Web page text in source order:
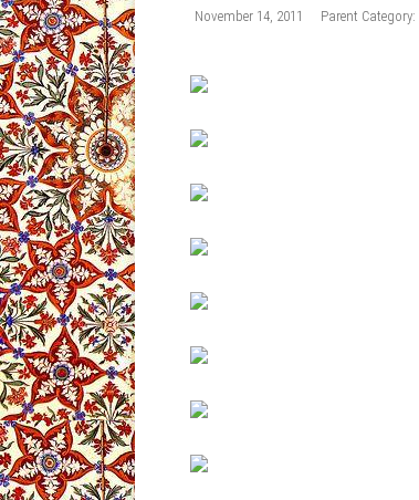
November 14, 2011 Parent Category: